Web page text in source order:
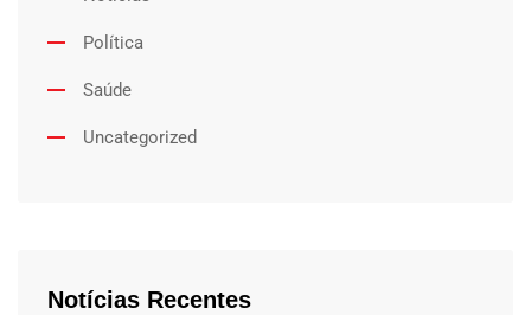
Política
Saúde
Uncategorized
Notícias Recentes